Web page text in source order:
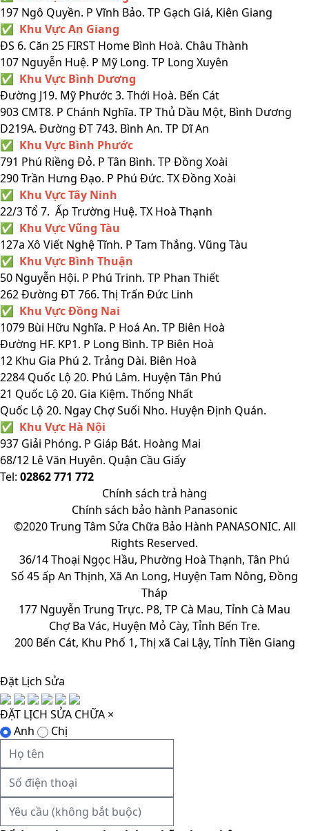
197 Ngô Quyền. P Vĩnh Bảo. TP Gạch Giá, Kiên Giang
✅ Khu Vực An Giang
ĐS 6. Căn 25 FIRST Home Bình Hoà. Châu Thành
107 Nguyễn Huệ. P Mỹ Long. TP Long Xuyên
✅ Khu Vực Bình Dương
Đường J19. Mỹ Phước 3. Thới Hoà. Bến Cát
903 CMT8. P Chánh Nghĩa. TP Thủ Dầu Một, Bình Dương
D219A. Đường ĐT 743. Bình An. TP Dĩ An
✅ Khu Vực Bình Phước
791 Phú Riềng Đỏ. P Tân Bình. TP Đồng Xoài
290 Trần Hưng Đạo. P Phú Đức. TX Đồng Xoài
✅ Khu Vực Tây Ninh
22/3 Tổ 7. Ấp Trường Huệ. TX Hoà Thạnh
✅ Khu Vực Vũng Tàu
127a Xô Viết Nghệ Tĩnh. P Tam Thắng. Vũng Tàu
✅ Khu Vực Bình Thuận
50 Nguyễn Hội. P Phú Trinh. TP Phan Thiết
262 Đường ĐT 766. Thị Trấn Đức Linh
✅ Khu Vực Đồng Nai
1079 Bùi Hữu Nghĩa. P Hoá An. TP Biên Hoà
Đường HF. KP1. P Long Bình. TP Biên Hoà
12 Khu Gia Phú 2. Trảng Dài. Biên Hoà
2284 Quốc Lộ 20. Phú Lâm. Huyện Tân Phú
21 Quốc Lộ 20. Gia Kiệm. Thống Nhất
Quốc Lộ 20. Ngay Chợ Suối Nho. Huyện Định Quán.
✅ Khu Vực Hà Nội
937 Giải Phóng. P Giáp Bát. Hoàng Mai
68/12 Lê Văn Huyên. Quận Cầu Giấy
Tel: 02862 771 772
Chính sách trả hàng
Chính sách bảo hành Panasonic
©2020 Trung Tâm Sửa Chữa Bảo Hành PANASONIC. All
Rights Reserved.
36/14 Thoại Ngọc Hầu, Phường Hoà Thạnh, Tân Phú
Số 45 ấp An Thịnh, Xã An Long, Huyện Tam Nông, Đồng
Tháp
177 Nguyễn Trung Trực. P8, TP Cà Mau, Tỉnh Cà Mau
Chợ Ba Vác, Huyện Mỏ Cày, Tỉnh Bến Tre.
200 Bến Cát, Khu Phố 1, Thị xã Cai Lậy, Tỉnh Tiền Giang
Đặt Lịch Sửa
ĐẶT LỊCH SỬA CHỮA ×
Anh
Chị